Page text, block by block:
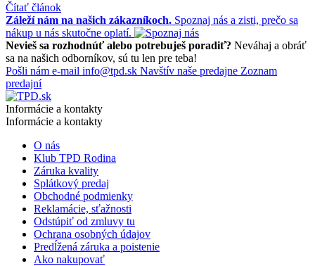
Čítať článok
Záleží nám na našich zákazníkoch. Spoznaj nás a zisti, prečo sa
nákup u nás skutočne oplatí.
Nevieš sa rozhodnúť alebo potrebuješ poradiť? Neváhaj a obráť
sa na našich odborníkov, sú tu len pre teba!
Pošli nám e-mail info@tpd.sk Navštív naše predajne Zoznam
predajní
Informácie a kontakty
Informácie a kontakty
O nás
Klub TPD Rodina
Záruka kvality
Splátkový predaj
Obchodné podmienky
Reklamácie, sťažnosti
Odstúpiť od zmluvy tu
Ochrana osobných údajov
Predĺžená záruka a poistenie
Ako nakupovať